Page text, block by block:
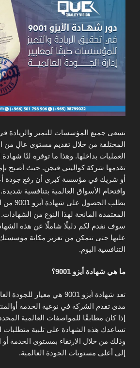
تسعى جميع المؤسسات للتميز والريادة
المختلفة من خلال تقديم مستوى عالِ من
تقدمها شركة كواليتي فيجن. حيث أصبح
أو شريك في مؤسسة كبرى أن رفع جودة
واقتحام الأسواق العالمية بتنافسية
بطلب
المعتمدة المانحة لهذا النوع من
سوف نقدم لكم دليلًا شاملًا عن هذه
عليها حتى تتمكن من تعزيز مكانة
التنافسية اليوم.
ما هي شهادة أيزو 9001؟
تعد شهادة أيزو 9001 هي معيار
مدى تقدم الشركة في نوعية الخدمة
إذا كان مطابقًا للمواصفات العالمية
تساعدك هذه الشهادة على تلبية متطلبات
وذلك من خلال الارتقاء بمستوى الخدمة أو
إلى أعلى مستويات الجودة العالمية.